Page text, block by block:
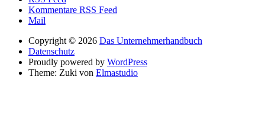
Kommentare RSS Feed
Mail
Copyright © 2026 Das Unternehmerhandbuch
Datenschutz
Proudly powered by WordPress
Theme: Zuki von Elmastudio